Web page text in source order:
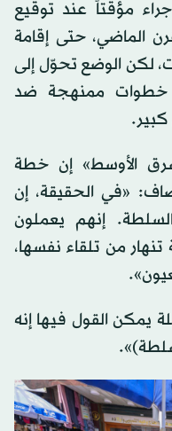
مؤقتاً عند توقيع
الماضي، حتى إقامة
خلال 5 سنوات، لكن الوضع تحوّل إلى
خطوات ممنهجة ضد
الأوسط» إن خطة
«في الحقيقة، إن
إنهم يعملون
من تلقاء نفسها،
يمكن القول فيها إنه